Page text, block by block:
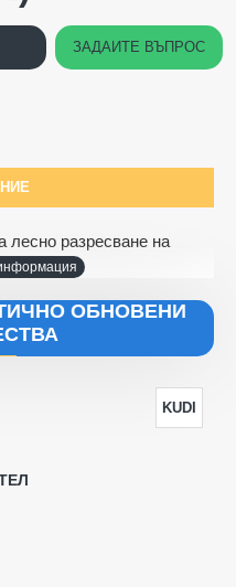
лесно разресване на
ОБНОВЕНИ
KUDI
ЗАДАЙТЕ ВЪПРОС